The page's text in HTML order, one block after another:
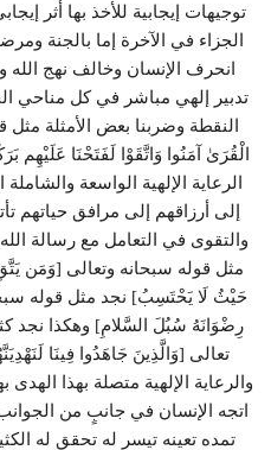
توجيهات إيجابية للأخذ بها أثر
الجزاء في الآخرة إما بالجنة
انحرف الإنسان وخالف نهج الله
تدبير إلهي مباشر في كل مناحي
النقطة وضربنا بعض الأمثلة
الْقُرَىٰ آمَنُوا وَاتَّقَوْا لَفَتَحْنَا
الرعاية الإلهية الواسعة
إلى أرزاقهم إلى مرافق حياتهم
والتقوى في التعامل مع رسالة الله
مثل قوله سبحانه وتعالى [وَمَن
حَيْثُ لَا يَحْتَسِبُ] نجد مثل قوله
رِضْوَانَهُ سُبُلَ السَّلامِ] وهكذا نجد
تعالى [وَالَّذِينَ جَاهَدُوا فِينَا
والرعاية الإلهية متصلة بهذا الهدى
اتجه الإنسان في جانبٍ من
تمده تعينه تيسر له تحقق له